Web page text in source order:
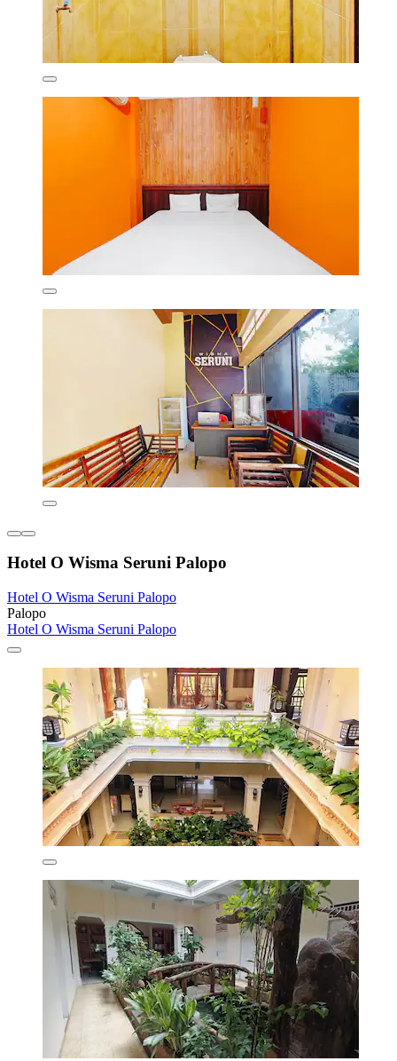
Hotel O Wisma Seruni Palopo
Hotel O Wisma Seruni Palopo
Palopo
Hotel O Wisma Seruni Palopo